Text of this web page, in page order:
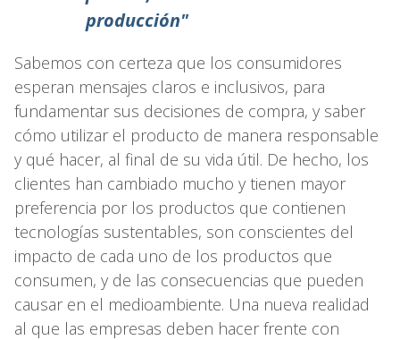
producción"
Sabemos con certeza que los consumidores
esperan mensajes claros e inclusivos, para
fundamentar sus decisiones de compra, y saber
cómo utilizar el producto de manera responsable
y qué hacer, al final de su vida útil. De hecho, los
clientes han cambiado mucho y tienen mayor
preferencia por los productos que contienen
tecnologías sustentables, son conscientes del
impacto de cada uno de los productos que
consumen, y de las consecuencias que pueden
causar en el medioambiente. Una nueva realidad
al que las empresas deben hacer frente con